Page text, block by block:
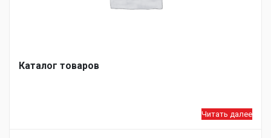
Каталог товаров
Читать далее